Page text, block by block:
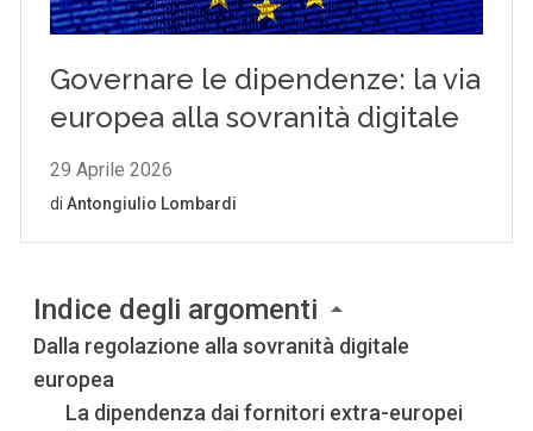
Indice degli argomenti
Dalla regolazione alla sovranità digitale
europea
La dipendenza dai fornitori extra-europei